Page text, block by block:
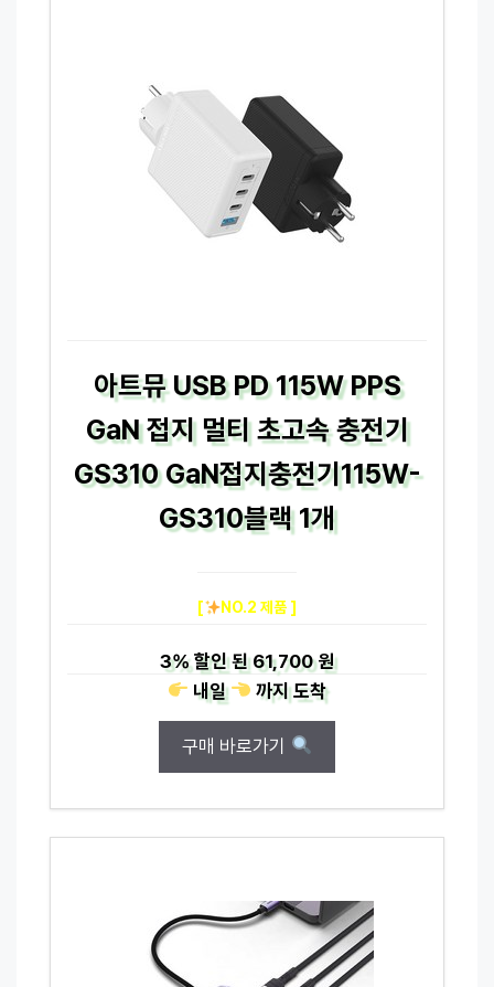
아트뮤 USB PD 115W PPS
GaN 접지 멀티 초고속 충전기
GS310 GaN접지충전기115W-
GS310블랙 1개
[ NO.2 제품 ]
3%할인 된61,700 원
내일
까지도착
구매 바로가기